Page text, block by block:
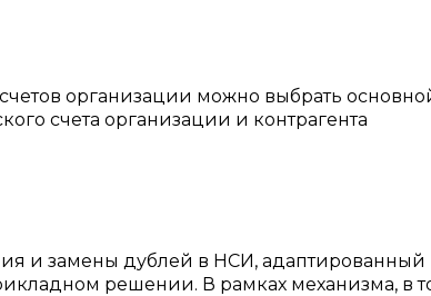
организации можно выбрать
счета организации и контрагента
и замены дублей в НСИ, адаптированный
решении. В рамках механизма, в